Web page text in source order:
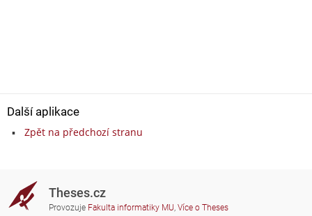
Další aplikace
Zpět na předchozí stranu
Theses.cz
Provozuje Fakulta informatiky MU, Více o Theses